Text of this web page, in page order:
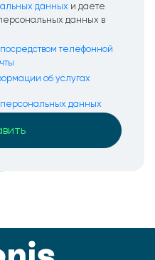
данных и даете
данных в
телефонной
об услугах
персональных данных